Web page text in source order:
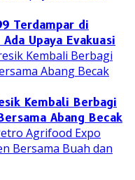
Terdampar di
Upaya Evakuasi
Kembali Berbagi
Abang Becak